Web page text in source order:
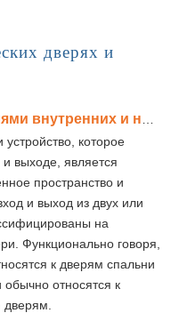
дверях и
которое
выходе, является
пространство и
и выход из двух или
на
Функционально говоря,
к дверям спальни
относятся к